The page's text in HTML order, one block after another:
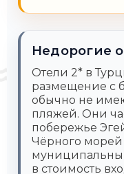
Недорогие
Отели 2* в
размещение с
обычно не
пляжей. Они
побережье
Чёрного
в стоимость